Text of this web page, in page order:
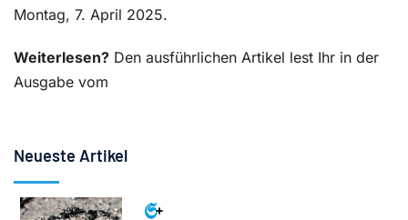
Montag, 7. April 2025.
Weiterlesen? Den ausführlichen Artikel lest Ihr in der
Ausgabe vom
Neueste Artikel